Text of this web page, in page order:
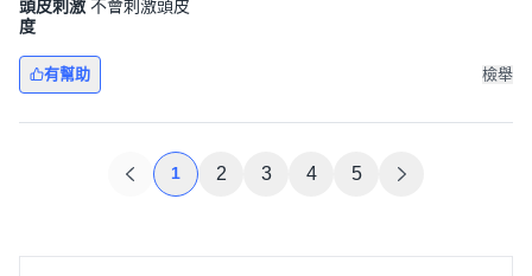
頭皮刺激
度
不會刺激頭皮
有幫助 檢舉
1 2 3 4 5